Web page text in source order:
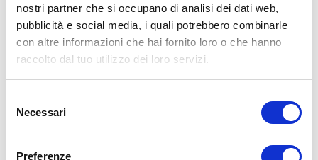
nostri partner che si occupano di analisi dei dati web,
pubblicità e social media, i quali potrebbero combinarle
con altre informazioni che hai fornito loro o che hanno
raccolto dal tuo utilizzo dei loro servizi.
delNecessari
Preferenze
15WORKOUT SCARICA ORA